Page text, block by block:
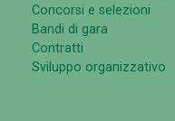
Concorsi e selezioni
Bandi di gara
Contratti
Sviluppo organizzativo